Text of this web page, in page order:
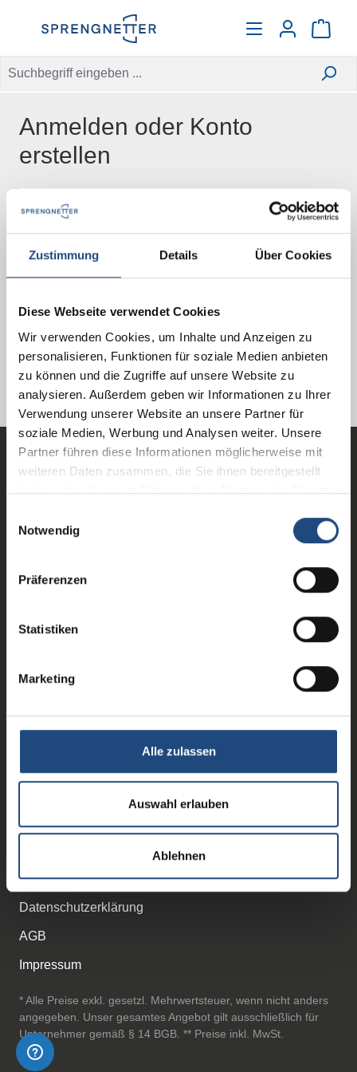
Zustimmung Details Über Cookies
Diese Webseite verwendet Cookies
Wir verwenden Cookies, um Inhalte und Anzeigen zu
personalisieren, Funktionen für soziale Medien anbieten
zu können und die Zugriffe auf unsere Website zu
analysieren. Außerdem geben wir Informationen zu Ihrer
Verwendung unserer Website an unsere Partner für
soziale Medien, Werbung und Analysen weiter. Unsere
Partner führen diese Informationen möglicherweise mit
weiteren Daten zusammen, die Sie ihnen bereitgestellt
haben oder die sie im Rahmen Ihrer Nutzung der Dienste
Notwendig
Präferenzen
Statistiken
Marketing
Alle zulassen
Auswahl erlauben
Ablehnen
Anmelden oder Konto
erstellen
Anmelden
oderein neues Kundenkontozu erstellen:
Ihre E-Mail-Adresse
Weiter
Support
Akademie
Wissen
Info-Service Anmeldung
Cookie-Erklärung
Datenschutzerklärung
AGB
Impressum
* Alle Preise exkl. gesetzl. Mehrwertsteuer, wenn nicht anders
angegeben. Unser gesamtes Angebot gilt ausschließlich für
Unternehmer gemäß § 14 BGB. ** Preise inkl. MwSt.